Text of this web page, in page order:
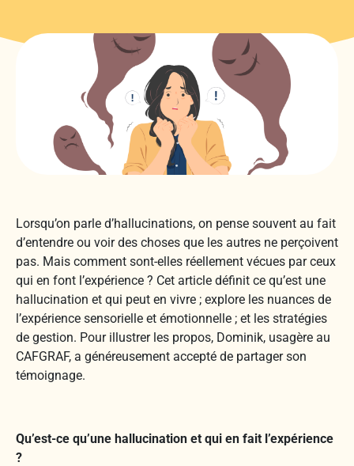
Lorsqu’on parle d’hallucinations, on pense souvent au fait
d’entendre ou voir des choses que les autres ne perçoivent
pas. Mais comment sont-elles réellement vécues par ceux
qui en font l’expérience ? Cet article définit ce qu’est une
hallucination et qui peut en vivre ; explore les nuances de
l’expérience sensorielle et émotionnelle ; et les stratégies
de gestion. Pour illustrer les propos, Dominik, usagère au
CAFGRAF, a généreusement accepté de partager son
témoignage.
Qu’est-ce qu’une hallucination et qui en fait l’expérience
?